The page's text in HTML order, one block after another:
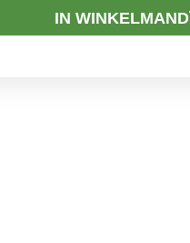
IN WINKELMAND